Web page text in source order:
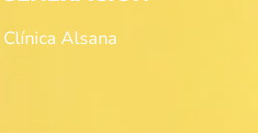
Clínica Alsana